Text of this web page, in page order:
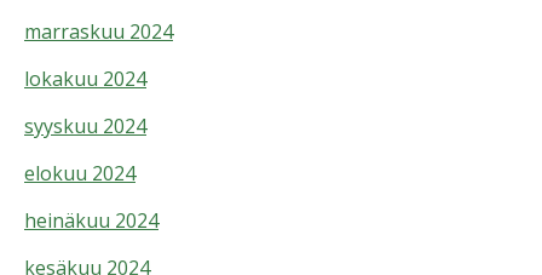
marraskuu 2024
lokakuu 2024
syyskuu 2024
elokuu 2024
heinäkuu 2024
kesäkuu 2024